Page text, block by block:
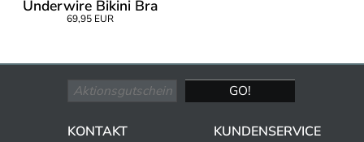
Underwire Bikini Bra
69,95 EUR
KONTAKT KUNDENSERVICE